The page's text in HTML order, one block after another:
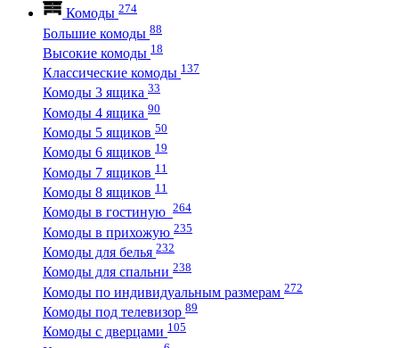
Комоды 274
Большие комоды 88
Высокие комоды 18
Классические комоды 137
Комоды 3 ящика 33
Комоды 4 ящика 90
Комоды 5 ящиков 50
Комоды 6 ящиков 19
Комоды 7 ящиков 11
Комоды 8 ящиков 11
Комоды в гостиную 264
Комоды в прихожую 235
Комоды для белья 232
Комоды для спальни 238
Комоды по индивидуальным размерам 272
Комоды под телевизор 89
Комоды с дверцами 105